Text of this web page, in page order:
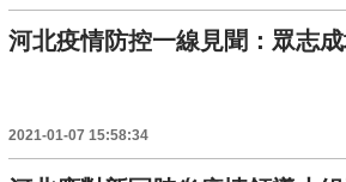
河北疫情防控一線見聞：眾志
2021-01-07 15:58:34